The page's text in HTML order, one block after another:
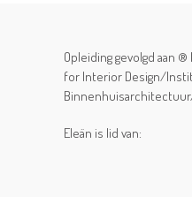
Opleiding gevolgd aan
for Interior Design/
Eleän is lid van: